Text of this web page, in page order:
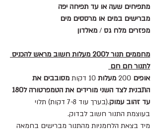
מתפיחים שעה או עד תפיחה יפה
מברישים במים או מרססים מים
מפזרים מלח גס / מאלדון
מחממים תנור ל200 מעלות חשוב מראש להכניס
לתנור חם חם
אופים
מעלות
מסובבים את
התבנית לצד השני מורידים את הטמפרטורה ל180
עד זהוב עמוק
.(בערך עוד 7-8 דקות) תלוי
בעוצמת התנור חשוב לבדוק.
מיד בצאת הלחמניות מהתנור מברישים בחמאה